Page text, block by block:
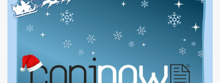
HORÁRIO DE NATAL 2024
E FIM DE ANO